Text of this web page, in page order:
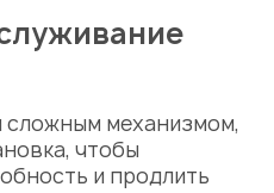
сложным механизмом,
чтобы
и продлить